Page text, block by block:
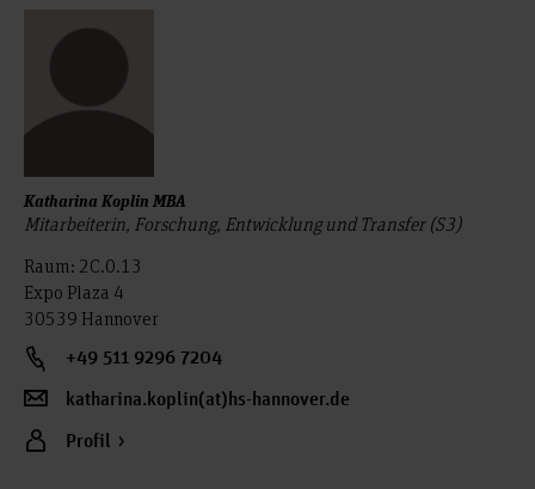
Katharina Koplin MBA
Mitarbeiterin, Forschung, Entwicklung und Transfer (S3)
Raum: 2C.0.13
Expo Plaza 4
30539 Hannover
+49 511 9296 7204
katharina.koplin(at)hs-hannover.de
Profil